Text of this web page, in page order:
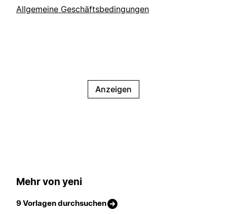
Allgemeine Geschäftsbedingungen
Anzeigen
Mehr von yeni
9 Vorlagen durchsuchen